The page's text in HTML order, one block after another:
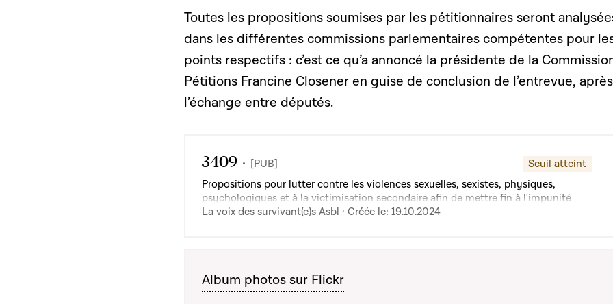
Toutes les propositions soumises par les pétitionnaires seront
dans les différentes commissions parlementaires compétentes pour
points respectifs : c’est ce qu’a annoncé la présidente de la
Pétitions Francine Closener en guise de conclusion de l’entrevue, après
l’échange entre députés.
3409 [PUB]
Seuil atteint
Propositions pour lutter contre les violences sexuelles, sexistes, physiques,
psychologiques et à la victimisation secondaire afin de mettre fin à l'impunité
ressentie par les victimes.
La voix des survivant(e)s Asbl · Créée le: 19.10.2024
Album photos sur Flickr